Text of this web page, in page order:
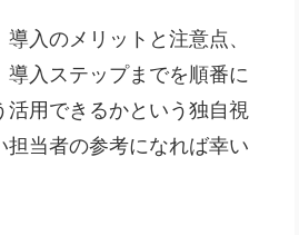
圭佑）
祐己）
入のメリットと注意点、
入ステップまでを順番に
用できるかという独自視
当者の参考になれば幸い